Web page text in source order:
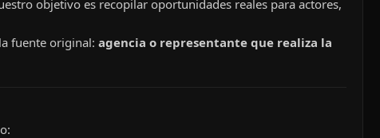
objetivo es recopilar oportunidades reales para actores,
fuente original: agencia o representante que realiza la